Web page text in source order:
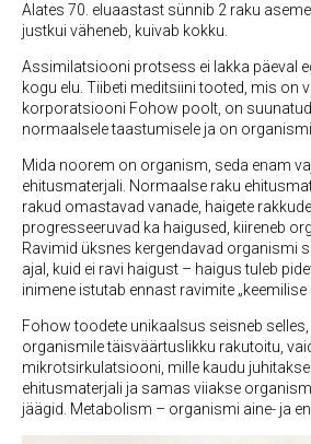
Alates 70. eluaastast sünnib 2 raku
justkui väheneb, kuivab kokku.
Assimilatsiooni protsess ei lakka päeval
kogu elu. Tiibeti meditsiini tooted, mis on
korporatsiooni Fohow poolt, on
normaalsele taastumisele ja on
Mida noorem on organism, seda enam
ehitusmaterjali. Normaalse raku
rakud omastavad vanade, haigete
progresseeruvad ka haigused, kiireneb
Ravimid üksnes kergendavad organismi
ajal, kuid ei ravi haigust – haigus tuleb
inimene istutab ennast ravimite „keemilise
Fohow toodete unikaalsus seisneb
organismile täisväärtuslikku rakutoitu,
mikrotsirkulatsiooni, mille kaudu juhitakse
ehitusmaterjali ja samas viiakse
jäägid. Metabolism – organismi aine- ja